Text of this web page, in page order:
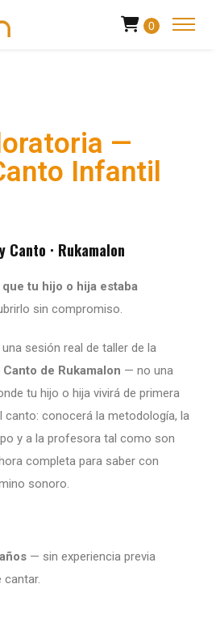
0
—
Infantil
Canto · Rukamalon
tu hijo o hija estaba
sin compromiso.
sesión real de taller de la
de Rukamalon — no una
tu hijo o hija vivirá de primera
canto: conocerá la metodología, la
y a la profesora tal como son
completa para saber con
sonoro.
— sin experiencia previa
cantar.